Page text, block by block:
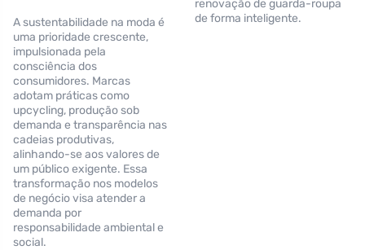
A sustentabilidade na moda é
uma prioridade crescente,
impulsionada pela
consciência dos
consumidores. Marcas
adotam práticas como
upcycling, produção sob
demanda e transparência nas
cadeias produtivas,
alinhando-se aos valores de
um público exigente. Essa
transformação nos modelos
de negócio visa atender a
demanda por
responsabilidade ambiental e
social.
renovação de guarda-roupa
de forma inteligente.